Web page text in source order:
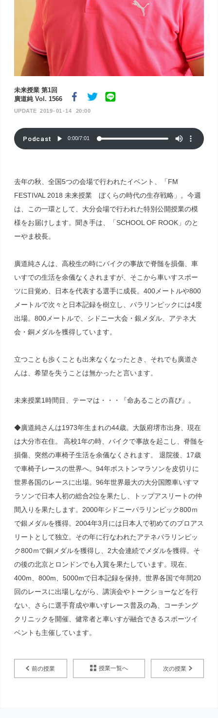
未来授業 第1回
廣道純 Vol. 1566
2019 01 14 20:00
Podcast 0:00/7:01
去年の秋、全国5つの会場で行われたイベント、「FM
FESTIVAL 2018 未来授業 ぼくらの時代の生存戦略」。今週
は、この一環として、大分会場で行われた特別公開授業の模
様をお届けします。聞き手は、「SCHOOL OF ROOK」のと
ーやま校長。
廣道純さんは、高校生の時にバイクの事故で脊髄を損傷、車
いすでの生活を余儀なくされますが、そこから車いすスポー
ツに目覚め、日本を代表する選手に成長。400メートルや800
メートルで次々と日本記録を樹立し、パラリンピックには4度
出場。800メートルで、シドニー大会・銀メダル、アテネ大
会・銅メダルを獲得しています。
立つことも歩くことも出来なくなったとき、それでも廣道さ
んは、希望を失うことは無かったと言います。
未来授業1時間目、テーマは・・・『命あることの喜び』。
◆廣道純さんは1973年生まれの44歳。大阪府堺市出身、現在
は大分市在住。 高校1年の時、バイクで事故を起こし、脊髄を
損傷、突然の車椅子生活を余儀なくされます。 退院後、17歳
で車椅子レースの世界へ。94年ボストンマラソンを皮切りに
世界各国のレースに出場。96年世界最大の大分国際車いすマ
ラソンで日本人初の総合2位を果たし、トップアスリートの仲
間入りを果たします。2000年シドニーパラリンピック800ｍ
で銀メダルを獲得。2004年3月には日本人で初めてのプロアス
リートとして独立。その年に行なわれたアテネパラリンピッ
ク800ｍで銅メダルを獲得し、2大会連続でメダルを獲得。そ
の後の北京とロンドンでも入賞を果たしています。現在、
400m、800m、5000mで日本記録を保持。世界各国で年間20
回のレースに出場しながら、講演会やトークショーなどを行
ない、さらに選手育成や車いすレース普及の為、コーチング
クリニックを開催、健常者と車いすが融合できるスポーツイ
ベントも主催しています。
前の授業 授業一覧へ 次の授業